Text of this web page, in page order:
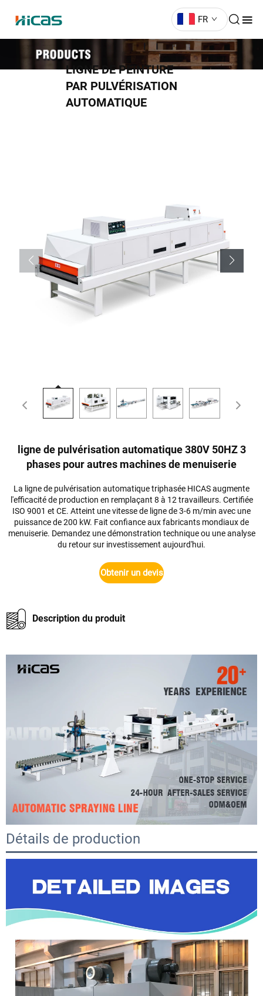
FR
LIGNE DE PEINTURE
PAR PULVÉRISATION
AUTOMATIQUE
ligne de pulvérisation automatique 380V 50HZ 3
phases pour autres machines de menuiserie
La ligne de pulvérisation automatique triphasée HICAS augmente
l'efficacité de production en remplaçant 8 à 12 travailleurs. Certifiée
ISO 9001 et CE. Atteint une vitesse de ligne de 3-6 m/min avec une
puissance de 200 kW. Fait confiance aux fabricants mondiaux de
menuiserie. Demandez une démonstration technique ou une analyse
du retour sur investissement aujourd'hui.
Obtenir un devis
Description du produit
Détails de production